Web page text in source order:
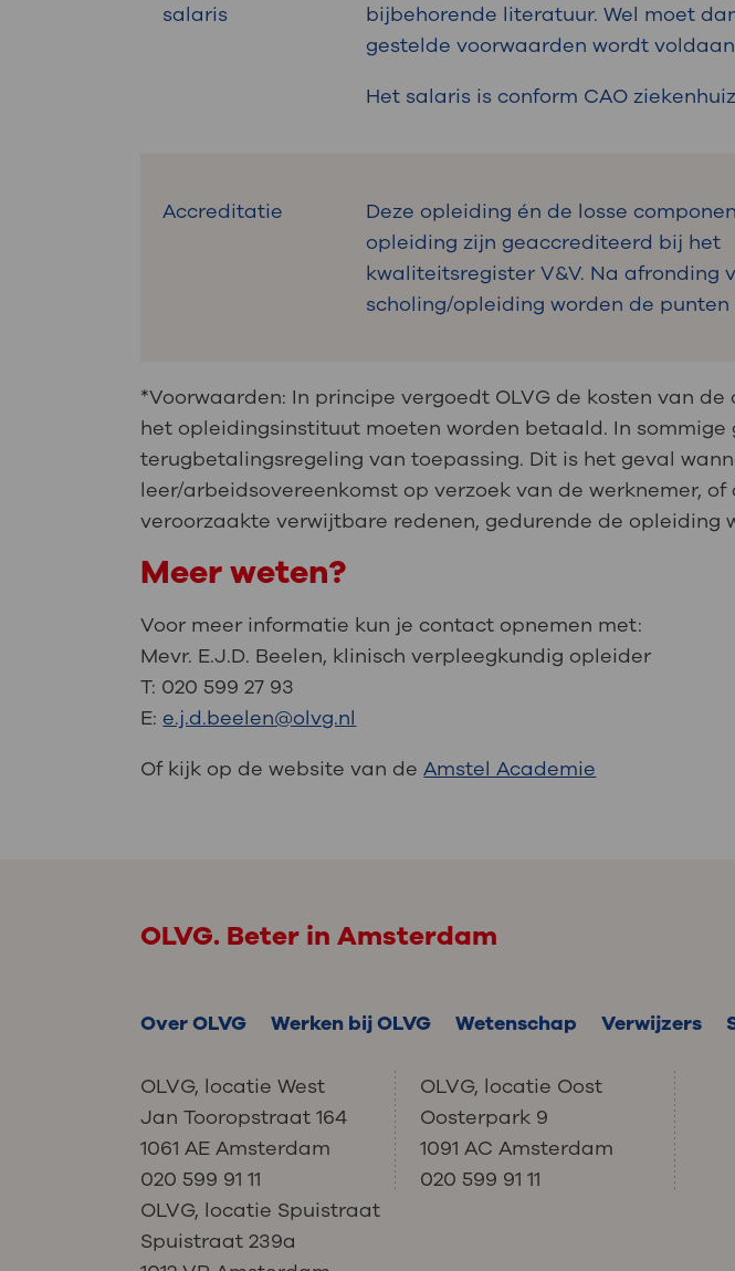
salaris
bijbehorende literatuur. Wel moet
gestelde voorwaarden wordt
Het salaris is conform CAO
Accreditatie
Deze opleiding én de losse
opleiding zijn geaccrediteerd bij het
kwaliteitsregister V&V. Na afronding
scholing/opleiding worden de punten
*Voorwaarden: In principe vergoedt OLVG de kosten van
het opleidingsinstituut moeten worden betaald. In sommige
terugbetalingsregeling van toepassing. Dit is het geval
leer/arbeidsovereenkomst op verzoek van de werknemer,
veroorzaakte verwijtbare redenen, gedurende de opleiding
Meer weten?
Voor meer informatie kun je contact opnemen met:
Mevr. E.J.D. Beelen, klinisch verpleegkundig opleider
T: 020 599 27 93
E:e.j.d.beelen@olvg.nl
Of kijk op de website van deAmstel Academie
OLVG. Beter in Amsterdam
Over OLVG Werken bij OLVG Wetenschap Verwijzers
OLVG, locatie West
Jan Tooropstraat 164
1061 AE Amsterdam
020 599 91 11
OLVG, locatie Oost
Oosterpark 9
1091 AC Amsterdam
020 599 91 11
OLVG, locatie Spuistraat
Spuistraat 239a